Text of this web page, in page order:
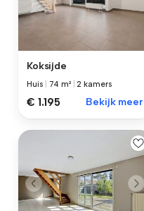
Koksijde
Huis |74 m² |2 kamers
€ 1.195 Bekijk meer